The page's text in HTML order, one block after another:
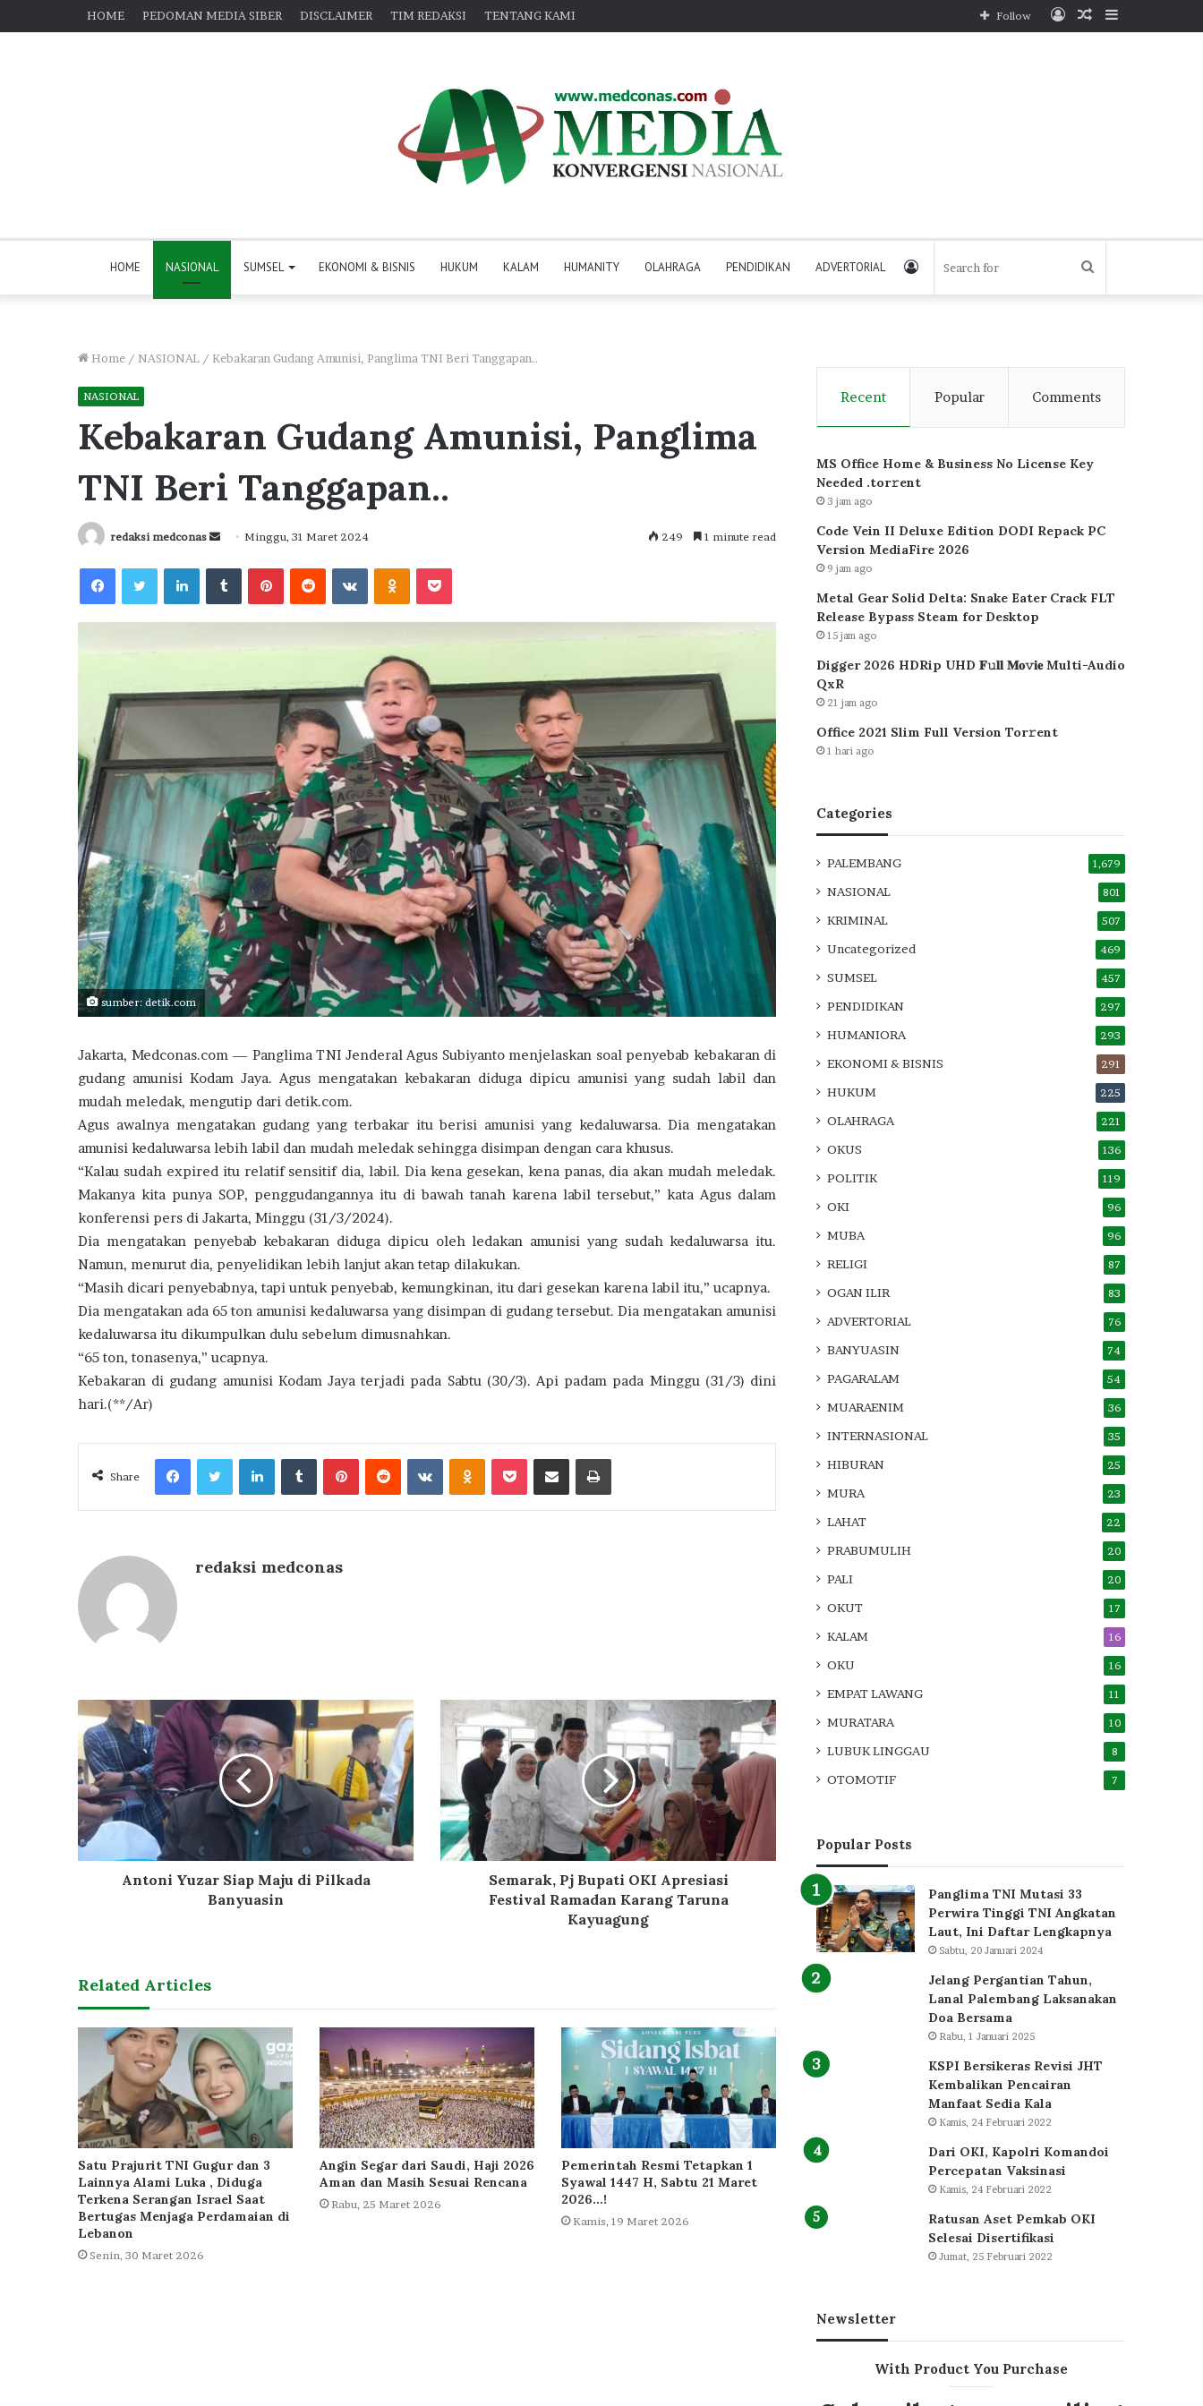
HOME PEDOMAN MEDIA SIBER DISCLAIMER TIM REDAKSI TENTANG KAMI Sidebar
Random
Log
Follow
HOME NASIONAL SUMSEL EKONOMI & BISNIS HUKUM KALAM HUMANITY OLAHRAGA PENDIDIKAN ADVERTORIAL Search
Log
Home / NASIONAL / Kebakaran Gudang Amunisi, Panglima TNI Beri Tanggapan..
NASIONAL
Kebakaran Gudang Amunisi, Panglima
TNI Beri Tanggapan..
redaksi medconas
Send
email
Minggu, 31 Maret 2024 249 1 minute read
FacebookTwitterLinkedInTumblrPinterestReddit VKontakteOdnoklassniki
Pocket
sumber: detik.com
Jakarta, Medconas.com — Panglima TNI Jenderal Agus Subiyanto menjelaskan soal penyebab kebakaran di
gudang amunisi Kodam Jaya. Agus mengatakan kebakaran diduga dipicu amunisi yang sudah labil dan
mudah meledak, mengutip dari detik.com.
Agus awalnya mengatakan gudang yang terbakar itu berisi amunisi yang kedaluwarsa. Dia mengatakan
amunisi kedaluwarsa lebih labil dan mudah meledak sehingga disimpan dengan cara khusus.
“Kalau sudah expired itu relatif sensitif dia, labil. Dia kena gesekan, kena panas, dia akan mudah meledak.
Makanya kita punya SOP, penggudangannya itu di bawah tanah karena labil tersebut,” kata Agus dalam
konferensi pers di Jakarta, Minggu (31/3/2024).
Dia mengatakan penyebab kebakaran diduga dipicu oleh ledakan amunisi yang sudah kedaluwarsa itu.
Namun, menurut dia, penyelidikan lebih lanjut akan tetap dilakukan.
“Masih dicari penyebabnya, tapi untuk penyebab, kemungkinan, itu dari gesekan karena labil itu,” ucapnya.
Dia mengatakan ada 65 ton amunisi kedaluwarsa yang disimpan di gudang tersebut. Dia mengatakan amunisi
kedaluwarsa itu dikumpulkan dulu sebelum dimusnahkan.
“65 ton, tonasenya,” ucapnya.
Kebakaran di gudang amunisi Kodam Jaya terjadi pada Sabtu (30/3). Api padam pada Minggu (31/3) dini
hari.(**/Ar)
Share
FacebookTwitterLinkedInTumblrPinterestReddit VKontakteOdnoklassniki
Pocket Share via Email Print
redaksi medconas
Antoni Yuzar Siap Maju di Pilkada
Banyuasin
Semarak, Pj Bupati OKI Apresiasi
Festival Ramadan Karang Taruna
Kayuagung
Related Articles
Satu Prajurit TNI Gugur dan 3
Lainnya Alami Luka , Diduga
Terkena Serangan Israel Saat
Bertugas Menjaga Perdamaian di
Lebanon
Senin, 30 Maret 2026
Angin Segar dari Saudi, Haji 2026
Aman dan Masih Sesuai Rencana
Rabu, 25 Maret 2026
Pemerintah Resmi Tetapkan 1
Syawal 1447 H, Sabtu 21 Maret
2026…!
Kamis, 19 Maret 2026
Recent Popular Comments
MS Office Home & Business No License Key
Needed .tоr𝚛еnt
3 jam ago
Code Vein II Deluxe Edition DODI Repack PC
Version MediaFire 2026
9 jam ago
Metal Gear Solid Delta: Snake Eater Crack FLT
Release Bypass Steam for Desktop
15 jam ago
Digger 2026 HDRip UHD 𝐅𝚞𝐥𝐥 𝐌𝐨𝚟𝐢𝐞 Multi-Audio
QxR
21 jam ago
Office 2021 Slim Full Version Tor𝚛ent
1 hari ago
Categories
PALEMBANG 1,679
NASIONAL 801
KRIMINAL 507
Uncategorized 469
SUMSEL 457
PENDIDIKAN 297
HUMANIORA 293
EKONOMI & BISNIS 291
HUKUM 225
OLAHRAGA 221
OKUS 136
POLITIK 119
OKI 96
MUBA 96
RELIGI 87
OGAN ILIR 83
ADVERTORIAL 76
BANYUASIN 74
PAGARALAM 54
MUARAENIM 36
INTERNASIONAL 35
HIBURAN 25
MURA 23
LAHAT 22
PRABUMULIH 20
PALI 20
OKUT 17
KALAM 16
OKU 16
EMPAT LAWANG 11
MURATARA 10
LUBUK LINGGAU 8
OTOMOTIF 7
Popular Posts
Panglima TNI Mutasi 33
Perwira Tinggi TNI Angkatan
Laut, Ini Daftar Lengkapnya
Sabtu, 20 Januari 2024
Jelang Pergantian Tahun,
Lanal Palembang Laksanakan
Doa Bersama
Rabu, 1 Januari 2025
KSPI Bersikeras Revisi JHT
Kembalikan Pencairan
Manfaat Sedia Kala
Kamis, 24 Februari 2022
Dari OKI, Kapolri Komandoi
Percepatan Vaksinasi
Kamis, 24 Februari 2022
Ratusan Aset Pemkab OKI
Selesai Disertifikasi
Jumat, 25 Februari 2022
Newsletter
With Product You Purchase